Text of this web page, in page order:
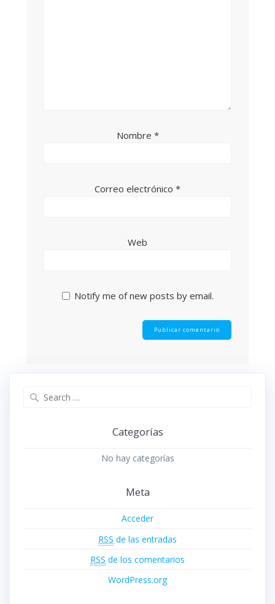
Nombre *
Correo electrónico *
Web
Notify me of new posts by email.
Categorías
No hay categorías
Meta
Acceder
RSS de las entradas
RSS de los comentarios
WordPress.org